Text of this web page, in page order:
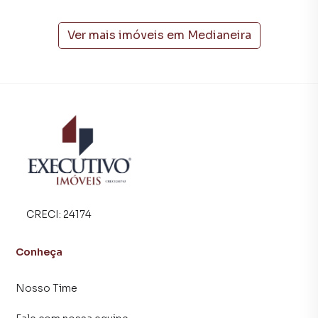
e barracões para venda ou locação, além de
empreendimentos em construção ou lançamentos na
Negocie seu imóvel de forma totalmente online, com
segurança e tranquilidade. Na Executivo Imóveis você
consegue comprar ou alugar um imóvel em Arroio do Meio
fazer tudo online, direto do seu computador ou
simplificar a relação de proprietários, inquilinos e
compradores com o mercado imobiliário.
Anuncie seu imóvel! É fácil, rápido e gratuito! A Executivo
Ver mais imóveis em Medianeira
CRECI: 24174
Conheça
Nosso Time